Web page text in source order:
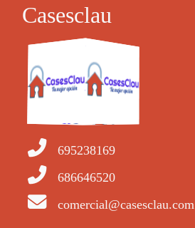
Casesclau
695238169
686646520
comercial@casesclau.com